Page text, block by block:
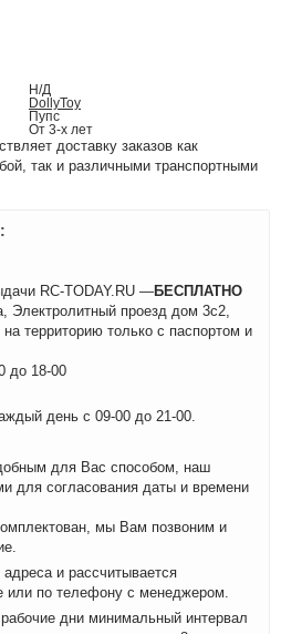
Н/Д
DollyToy
Пупс
От 3-х лет
доставку заказов как
так и различными транспортными
RC-TODAY.RU —БЕСПЛАТНО
Электролитный проезд дом 3с2,
территорию только с паспортом и
до 18-00
день с 09-00 до 21-00.
для Вас способом, наш
для согласования даты и времени
мы Вам позвоним и
и рассчитывается
или по телефону с менеджером.
дни минимальный интервал